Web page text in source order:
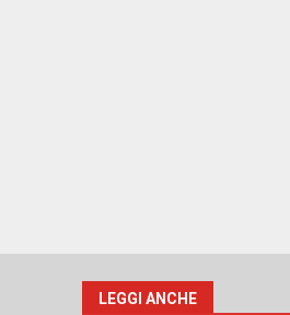
LEGGI ANCHE